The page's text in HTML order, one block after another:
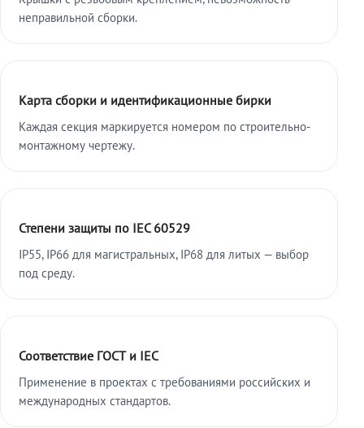
неправильной сборки.
Карта сборки и идентификационные бирки
Каждая секция маркируется номером по строительно-
монтажному чертежу.
Степени защиты по IEC 60529
IP55, IP66 для магистральных, IP68 для литых — выбор
под среду.
Соответствие ГОСТ и IEC
Применение в проектах с требованиями российских и
международных стандартов.